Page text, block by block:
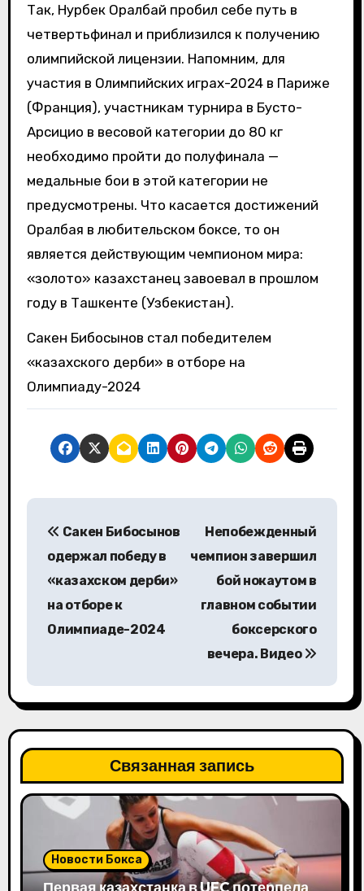
Так, Нурбек Оралбай пробил себе путь в
четвертьфинал и приблизился к получению
олимпийской лицензии. Напомним, для
участия в Олимпийских играх-2024 в Париже
(Франция), участникам турнира в Бусто-
Арсицио в весовой категории до 80 кг
необходимо пройти до полуфинала —
медальные бои в этой категории не
предусмотрены. Что касается достижений
Оралбая в любительском боксе, то он
является действующим чемпионом мира:
«золото» казахстанец завоевал в прошлом
году в Ташкенте (Узбекистан).
Сакен Бибосынов стал победителем
«казахского дерби» в отборе на
Олимпиаду-2024
Н
а
ц
и
я
з
Сакен Бибосынов
одержал победу в
«казахском дерби»
на отборе к
Олимпиаде-2024
Непобежденный
чемпион завершил
бой нокаутом в
главном событии
боксерского
вечера. Видео
Связанная запись
Новости Бокса